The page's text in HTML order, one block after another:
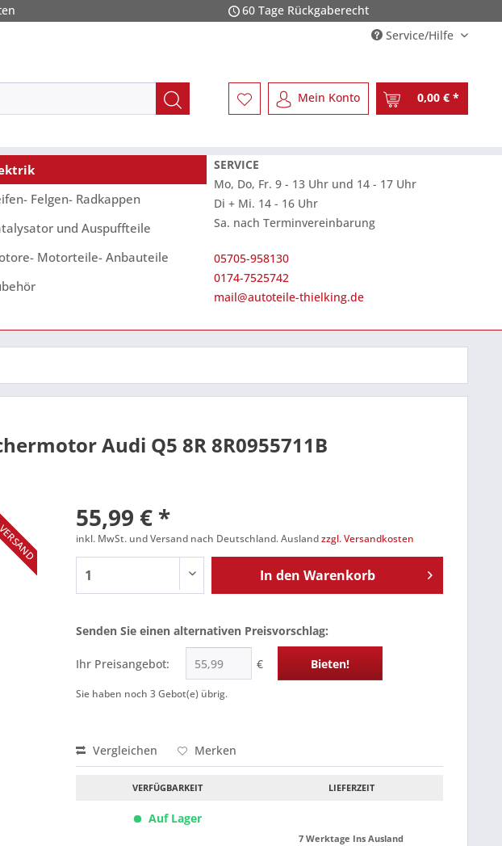
60 Tage Rückgaberecht
Service/Hilfe
Mein Konto 0,00 € *
Felgen- Radkappen
und Auspuffteile
Motorteile- Anbauteile
SERVICE
Mo, Do, Fr. 9 - 13 Uhr und 14 - 17 Uhr
Di + Mi. 14 - 16 Uhr
Sa. nach Terminvereinbarung
05705-958130
0174-7525742
mail@autoteile-thielking.de
Audi Q5 8R 8R0955711B
55,99 € *
inkl. MwSt. und Versand nach Deutschland. Auslandzzgl. Versandkosten
In den Warenkorb
Senden Sie einen alternativen Preisvorschlag:
Ihr Preisangebot: € Bieten!
Sie haben noch 3Gebot(e) übrig.
Vergleichen Merken
VERFÜGBARKEIT
Auf Lager
LIEFERZEIT
7 Werktage Ins Ausland